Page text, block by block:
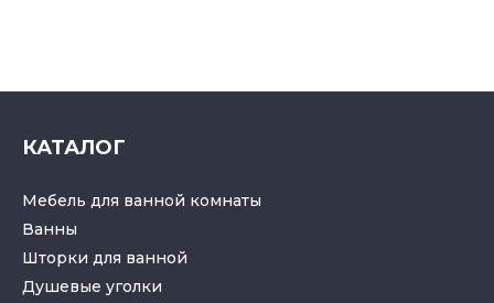
КАТАЛОГ
Мебель для ванной комнаты
Ванны
Шторки для ванной
Душевые уголки